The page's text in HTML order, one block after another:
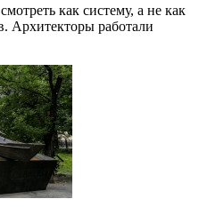
как систему, а не как
Архитекторы работали